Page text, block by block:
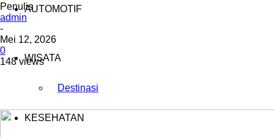
AUTOMOTIF
WISATA
Destinasi
KESEHATAN
Penulis
admin
-
Mei 12, 2026
0
148 views